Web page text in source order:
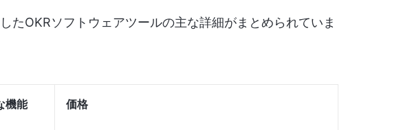
たOKRソフトウェアツールの主な詳細がまとめられていま
機能 価格